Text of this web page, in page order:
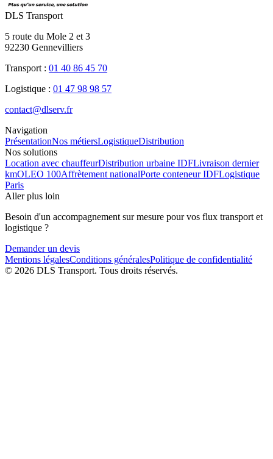
DLS Transport
5 route du Mole 2 et 3
92230 Gennevilliers
Transport : 01 40 86 45 70
Logistique : 01 47 98 98 57
contact@dlserv.fr
Navigation
PrésentationNos métiersLogistiqueDistribution
Nos solutions
Location avec chauffeurDistribution urbaine IDFLivraison dernier
kmOLEO 100Affrètement nationalPorte conteneur IDFLogistique
Paris
Aller plus loin
Besoin d'un accompagnement sur mesure pour vos flux transport et
logistique ?
Demander un devis
Mentions légalesConditions généralesPolitique de confidentialité
© 2026 DLS Transport. Tous droits réservés.